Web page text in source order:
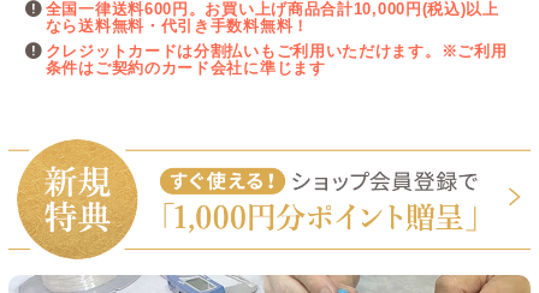
全国一律送料600円。お買い上げ商品合計10,000円(税込)以上
なら送料無料・代引き手数料無料！
クレジットカードは分割払いもご利用いただけます。※ご利用
条件はご契約のカード会社に準じます